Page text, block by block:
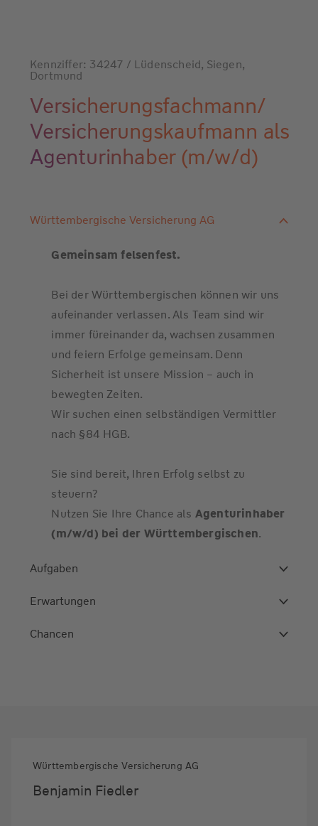
Kennziffer: 34247 / Lüdenscheid, Siegen,
Dortmund
Versicherungsfachmann/
Versicherungskaufmann als
Agenturinhaber (m/w/d)
Württembergische Versicherung AG
Gemeinsam felsenfest.
Bei der Württembergischen können wir uns
aufeinander verlassen. Als Team sind wir
immer füreinander da, wachsen zusammen
und feiern Erfolge gemeinsam. Denn
Sicherheit ist unsere Mission – auch in
bewegten Zeiten.
Wir suchen einen selbständigen Vermittler
nach §84 HGB.
Sie sind bereit, Ihren Erfolg selbst zu
steuern?
Nutzen Sie Ihre Chance als Agenturinhaber
(m/w/d) bei der Württembergischen.
Aufgaben
Erwartungen
Chancen
Württembergische Versicherung AG
Benjamin Fiedler